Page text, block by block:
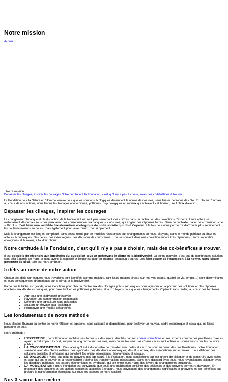
Notre mission
Accueil
Notre mission
Dépasser les clivages, inspirer les courages Notre certitude à la Fondation, c’est qu’il n’y a pas à choisir, mais des co-bénéfices à trouver.
La Fondation pour la Nature et l’Homme œuvre pour que les solutions écologiques deviennent la norme de nos vies, sans laisser personne de côté. En plaçant l’humain
au cœur de nos actions, nous levons les blocages économiques, politiques, psychologiques et sociaux qui entravent cet horizon, seul choix d’avenir.
Dépasser les clivages, inspirer les courages
Le changement climatique et la disparition de la biodiversité ne sont plus seulement des chiffres dans un tableau ou des projections d’experts. Leurs effets se
matérialisent désormais sous nos yeux avec des conséquences dramatiques sur nos vies, qui exigent des réponses fortes. Dans ce contexte, parler de « transition » ne
suffit plus, c’est bien une véritable transformation écologique de notre société qui doit s’opérer, à la fois pour nous permettre d’affronter plus sereinement
les bouleversements en cours, mais également pour vivre mieux, tout simplement.
Mais le changement est long et compliqué, sans cesse freiné par de multiples résistances aux changements en nous, citoyens, dans le monde politique ou chez les
acteurs économiques. Des peurs, des idées reçues, des décisions de court-terme… qui s’inscrivent dans une conviction encore très répandues : entre impératifs
écologiques et humains, il faudrait choisir…
Notre certitude à la Fondation, c’est qu’il n’y a pas à choisir, mais des co-bénéfices à trouver.
Il est possible de répondre aux impératifs du quotidien tout en préservant le climat et la biodiversité . La bonne nouvelle, c’est que de nombreuses solutions
sont déjà à portée de main, et nous avons la capacité et l’expertise pour en imaginer beaucoup d’autres. Les faire passer de l’exception à la norme, sans laisser
personne de côté,
telle est notre ambition.
5 défis au cœur de notre action :
Chacun des défis sur lesquels nous travaillons sont identifiés comme majeurs, tant leurs impacts directs sur nos vies (santé, qualité de vie, emploi…) sont déterminants
et leurs conséquences dramatiques sur le climat et la biodiversité.
Parce que la tâche est grande, nous identifions pour chacun d’entre eux des blocages précis sur lesquels nous agissons en apportant des solutions et des réponses
adaptées aux décideurs politiques, pour faire évoluer les politiques publiques, et aux citoyens pour que les changements s’opèrent sans tarder, au cœur des territoires.
Agir pour une biodiversité préservée
Favoriser une consommation responsable
Défendre une agriculture sans pesticides
Soutenir un élevage local écologique
Promouvoir une mobilité décarbonée
Les fondamentaux de notre méthode
Nous plaçons l’humain au centre de notre réflexion et agissons, sans radicalité ni dogmatisme, pour déployer un nouveau cadre économique et social qui, ne laisse
personne de côté.
Notre méthode :
L’EXPERTISE : notre Fondation mobilise ses forces sur des sujets identifiés par son conseil scientifique et ses experts comme des problèmes majeurs,
ayant un fort impact à court, moyen ou long terme sur nos vies, mais qui ne trouvent pas d’issue car ils sont enlisés ou sous-investis par les pouvoirs
publics.
LA CO-CONSTRUCTION : Persuadés qu’il est indispensable de travailler avec celles et ceux qui sont au cœur des problématiques, notre Fondation
s’associe avec des filières métiers, des syndicats, des décideurs économiques, des élus locaux, des associations sur le terrain… pour élaborer des
solutions crédibles et efficaces qui concilient les enjeux écologiques, économiques et sociaux.
LE DIALOGUE : Parce que nous ne pouvons pas agir seuls, à la Fondation, nous considérons qu’il est urgent de dialoguer et de construire avec celles
et ceux qui ont le pouvoir et la responsabilité d’opérer les transformations nécessaires. Sans être d’accord avec tous, nous revendiquons dialoguer avec
les décideurs politiques, les acteurs économiques et syndicaux, qui ont entre leurs mains des leviers de changements structurels.
LA MOBILISATION : notre Fondation est convaincue que seule une mobilisation conjointe des décideurs et des citoyens permettra d’avancer. En
proposant des solutions et des actions concrètes adaptées à chacun, nous provoquons des changements significatifs et prouvons les co--bénéfices que
procure la transformation écologique sur tous les aspects de notre société.
Nos 3 savoir-faire métier :